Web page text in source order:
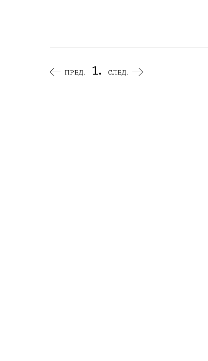
ПРЕД. 1. СЛЕД.